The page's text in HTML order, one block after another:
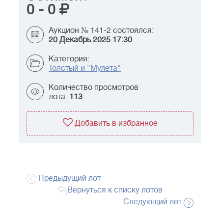
0 - 0
Аукцион № 141-2 состоялся:
20 Декабрь 2025 17:30
Категория:
Толстый и "Мулета"
Количество просмотров
лота: 113
Добавить в избранное
Предыдущий лот
Вернуться к списку лотов
Следующий лот